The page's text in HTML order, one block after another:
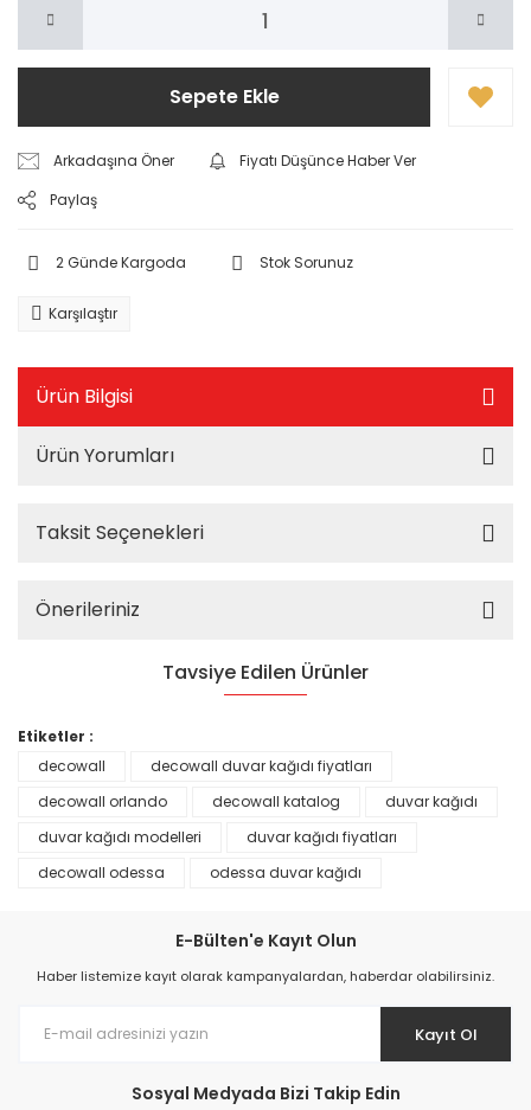
Sepete Ekle
Arkadaşına Öner
Fiyatı Düşünce Haber Ver
Paylaş
2 Günde Kargoda Stok Sorunuz
Karşılaştır
Ürün Bilgisi
Ürün Yorumları
Taksit Seçenekleri
Önerileriniz
Tavsiye Edilen Ürünler
Prime ArtDECO Duvar Kağıdı Tutkalı 500 gr
Etiketler :
decowall
decowall duvar kağıdı fiyatları
decowall orlando
decowall katalog
duvar kağıdı
duvar kağıdı modelleri
duvar kağıdı fiyatları
decowall odessa
odessa duvar kağıdı
E-Bülten'e Kayıt Olun
Haber listemize kayıt olarak kampanyalardan, haberdar olabilirsiniz.
Kayıt Ol
Sosyal Medyada Bizi Takip Edin